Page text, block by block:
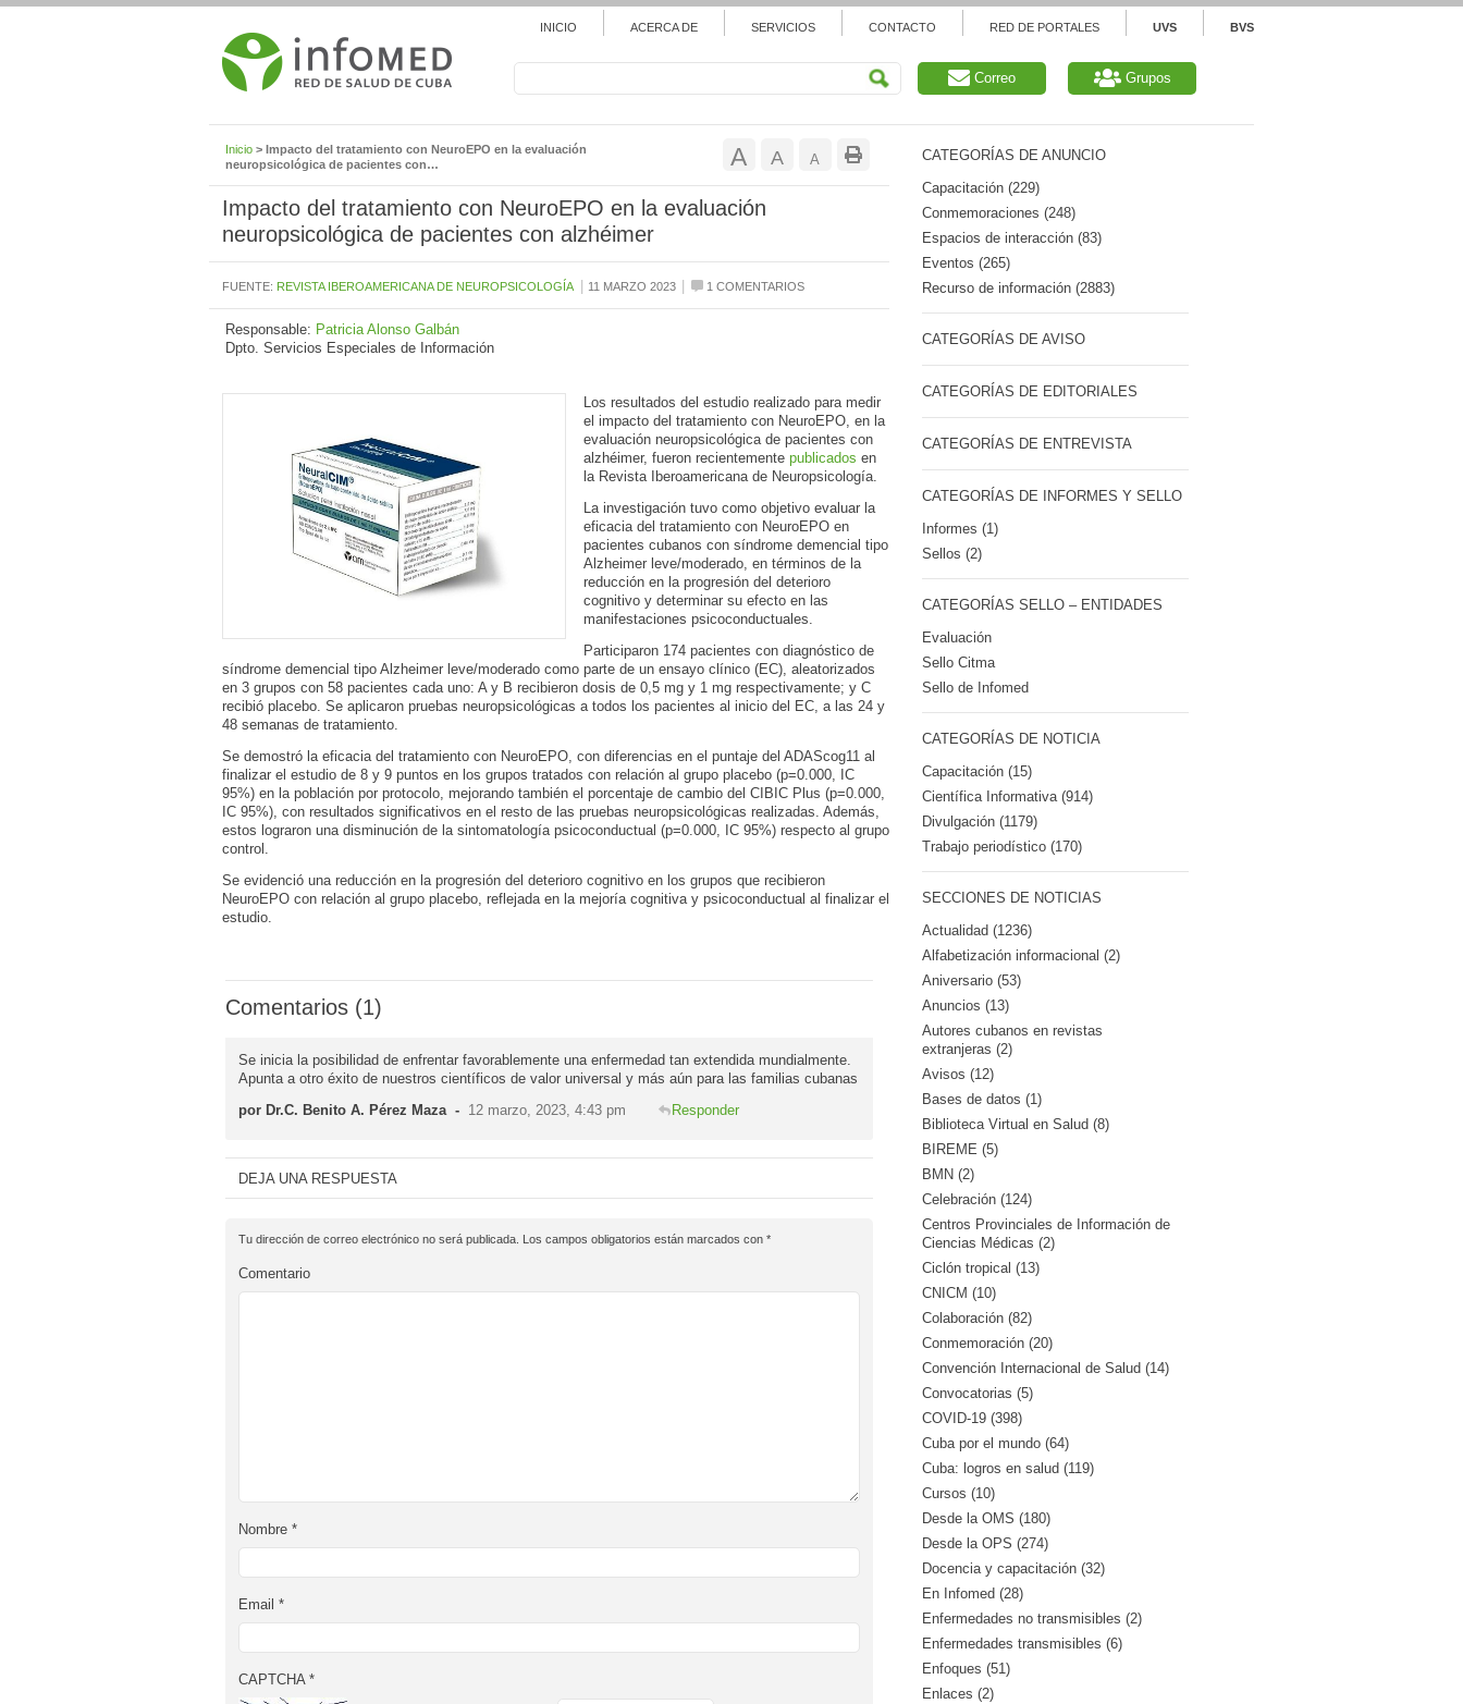
INICIO ACERCA DE SERVICIOS CONTACTO RED DE PORTALES UVS BVS
Correo Grupos
Inicio > Impacto del tratamiento con NeuroEPO en la evaluación
neuropsicológica de pacientes con…
A Reducir
ARestablecer
fuente
AAumentar
tamaño
fuente.
Impacto del tratamiento con NeuroEPO en la evaluación
neuropsicológica de pacientes con alzhéimer
FUENTE: REVISTA IBEROAMERICANA DE NEUROPSICOLOGÍA 11 MARZO 2023 1 COMENTARIOS
Responsable: Patricia Alonso Galbán
Dpto. Servicios Especiales de Información
Los resultados del estudio realizado para medir
el impacto del tratamiento con NeuroEPO, en la
evaluación neuropsicológica de pacientes con
alzhéimer, fueron recientemente publicados en
la Revista Iberoamericana de Neuropsicología.
La investigación tuvo como objetivo evaluar la
eficacia del tratamiento con NeuroEPO en
pacientes cubanos con síndrome demencial tipo
Alzheimer leve/moderado, en términos de la
reducción en la progresión del deterioro
cognitivo y determinar su efecto en las
manifestaciones psicoconductuales.
Participaron 174 pacientes con diagnóstico de
síndrome demencial tipo Alzheimer leve/moderado como parte de un ensayo clínico (EC), aleatorizados
en 3 grupos con 58 pacientes cada uno: A y B recibieron dosis de 0,5 mg y 1 mg respectivamente; y C
recibió placebo. Se aplicaron pruebas neuropsicológicas a todos los pacientes al inicio del EC, a las 24 y
48 semanas de tratamiento.
Se demostró la eficacia del tratamiento con NeuroEPO, con diferencias en el puntaje del ADAScog11 al
finalizar el estudio de 8 y 9 puntos en los grupos tratados con relación al grupo placebo (p=0.000, IC
95%) en la población por protocolo, mejorando también el porcentaje de cambio del CIBIC Plus (p=0.000,
IC 95%), con resultados significativos en el resto de las pruebas neuropsicológicas realizadas. Además,
estos lograron una disminución de la sintomatología psicoconductual (p=0.000, IC 95%) respecto al grupo
control.
Se evidenció una reducción en la progresión del deterioro cognitivo en los grupos que recibieron
NeuroEPO con relación al grupo placebo, reflejada en la mejoría cognitiva y psicoconductual al finalizar el
estudio.
Comentarios (1)
Se inicia la posibilidad de enfrentar favorablemente una enfermedad tan extendida mundialmente.
Apunta a otro éxito de nuestros científicos de valor universal y más aún para las familias cubanas
por Dr.C. Benito A. Pérez Maza - 12 marzo, 2023, 4:43 pm Responder
DEJA UNA RESPUESTA
Tu dirección de correo electrónico no será publicada. Los campos obligatorios están marcados con *
Comentario
Nombre *
Email *
CAPTCHA *
CATEGORÍAS DE ANUNCIO
Capacitación (229)
Conmemoraciones (248)
Espacios de interacción (83)
Eventos (265)
Recurso de información (2883)
CATEGORÍAS DE AVISO
CATEGORÍAS DE EDITORIALES
CATEGORÍAS DE ENTREVISTA
CATEGORÍAS DE INFORMES Y SELLO
Informes (1)
Sellos (2)
CATEGORÍAS SELLO – ENTIDADES
Evaluación
Sello Citma
Sello de Infomed
CATEGORÍAS DE NOTICIA
Capacitación (15)
Científica Informativa (914)
Divulgación (1179)
Trabajo periodístico (170)
SECCIONES DE NOTICIAS
Actualidad (1236)
Alfabetización informacional (2)
Aniversario (53)
Anuncios (13)
Autores cubanos en revistas
extranjeras (2)
Avisos (12)
Bases de datos (1)
Biblioteca Virtual en Salud (8)
BIREME (5)
BMN (2)
Celebración (124)
Centros Provinciales de Información de
Ciencias Médicas (2)
Ciclón tropical (13)
CNICM (10)
Colaboración (82)
Conmemoración (20)
Convención Internacional de Salud (14)
Convocatorias (5)
COVID-19 (398)
Cuba por el mundo (64)
Cuba: logros en salud (119)
Cursos (10)
Desde la OMS (180)
Desde la OPS (274)
Docencia y capacitación (32)
En Infomed (28)
Enfermedades no transmisibles (2)
Enfermedades transmisibles (6)
Enfoques (51)
Enlaces (2)